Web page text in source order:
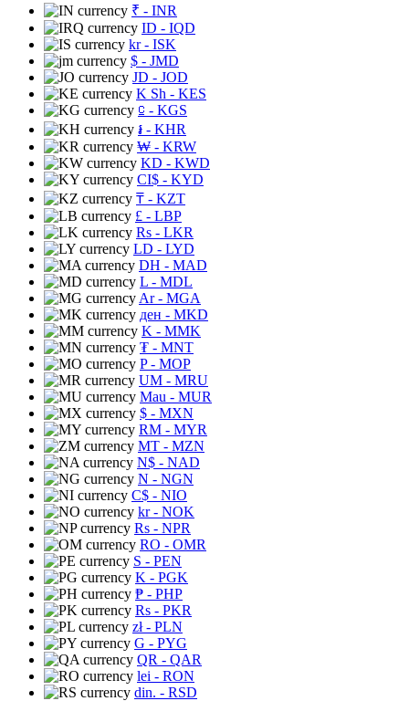
₹ - INR
ID - IQD
kr- ISK
$ - JMD
JD - JOD
K Sh - KES
⃀ - KGS
៛ - KHR
₩ - KRW
KD - KWD
CI$ - KYD
₸ - KZT
£ - LBP
Rs - LKR
LD - LYD
DH - MAD
L - MDL
Ar- MGA
ден - MKD
K - MMK
₮ - MNT
P- MOP
UM - MRU
Mau - MUR
$ - MXN
RM - MYR
MT - MZN
N$ - NAD
N - NGN
C$ - NIO
kr- NOK
Rs - NPR
RO - OMR
S - PEN
K - PGK
₱ - PHP
Rs - PKR
zł- PLN
G - PYG
QR - QAR
lei - RON
din. - RSD